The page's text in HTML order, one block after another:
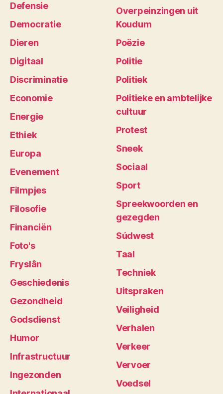
Defensie
Democratie
Dieren
Digitaal
Discriminatie
Economie
Energie
Ethiek
Europa
Evenement
Filmpjes
Filosofie
Financiën
Foto's
Fryslân
Geschiedenis
Gezondheid
Godsdienst
Humor
Infrastructuur
Ingezonden
Overpeinzingen uit
Koudum
Poëzie
Politie
Politiek
Politieke en ambtelijke
cultuur
Protest
Sneek
Sociaal
Sport
Spreekwoorden en
gezegden
Súdwest
Taal
Techniek
Uitspraken
Veiligheid
Verhalen
Verkeer
Vervoer
Voedsel